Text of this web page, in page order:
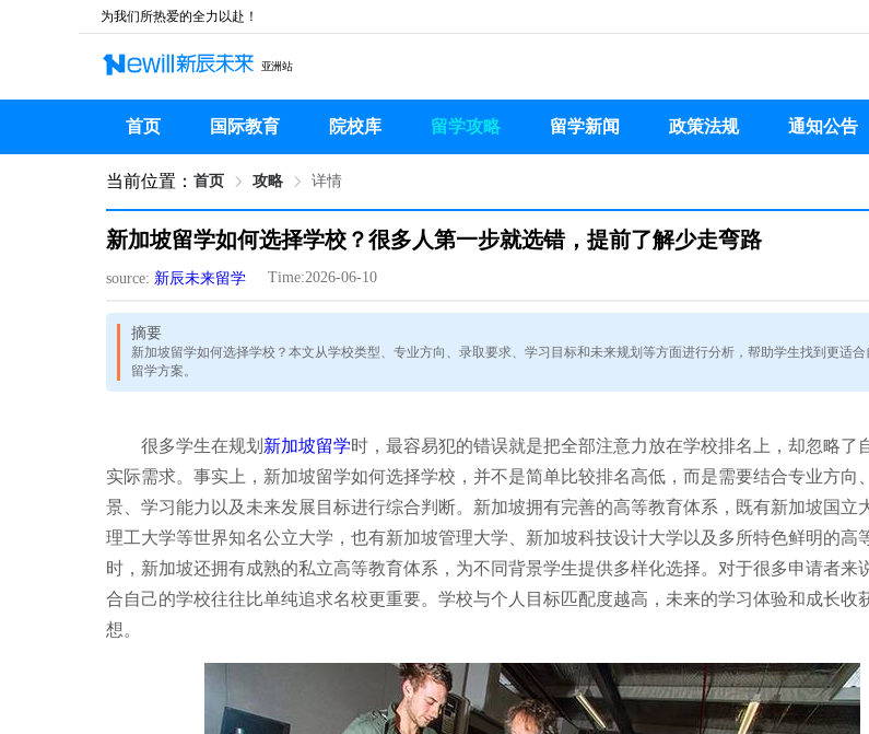
为我们所热爱的全力以赴！
亚洲站
首页 国际教育 院校库 留学攻略 留学新闻 政策法规 通知公告
当前位置： 首页 攻略 详情
新加坡留学如何选择学校？很多人第一步就选错，提前了解少走弯路
source: 新辰未来留学 Time:2026-06-10
摘要
新加坡留学如何选择学校？本文从学校类型、专业方向、录取要求、学习目标和未来规划等方面进行分析，帮助学生找到更适合
留学方案。
很多学生在规划 新加坡留学时，最容易犯的错误就是把全部注意力放在学校排名上，却忽略了
实际需求。事实上，新加坡留学如何选择学校，并不是简单比较排名高低，而是需要结合专业方向
景、学习能力以及未来发展目标进行综合判断。新加坡拥有完善的高等教育体系，既有新加坡国立
理工大学等世界知名公立大学，也有新加坡管理大学、新加坡科技设计大学以及多所特色鲜明的高
时，新加坡还拥有成熟的私立高等教育体系，为不同背景学生提供多样化选择。对于很多申请者来
合自己的学校往往比单纯追求名校更重要。学校与个人目标匹配度越高，未来的学习体验和成长收
想。